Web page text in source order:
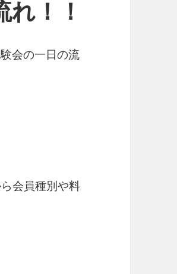
！！
会の一日の流
会員種別や料